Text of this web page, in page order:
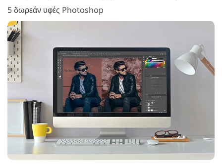
5 δωρεάν υφές Photoshop